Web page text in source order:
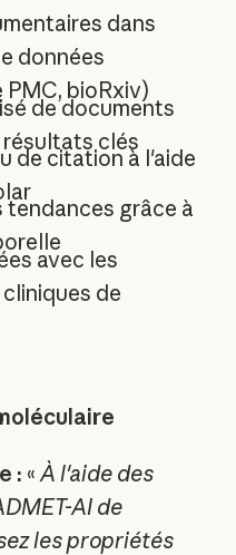
dans
données
PMC, bioRxiv)
de documents
clés
de citation à l'aide
grâce à
avec les
de
: «À l'aide des
AI de
les propriétés